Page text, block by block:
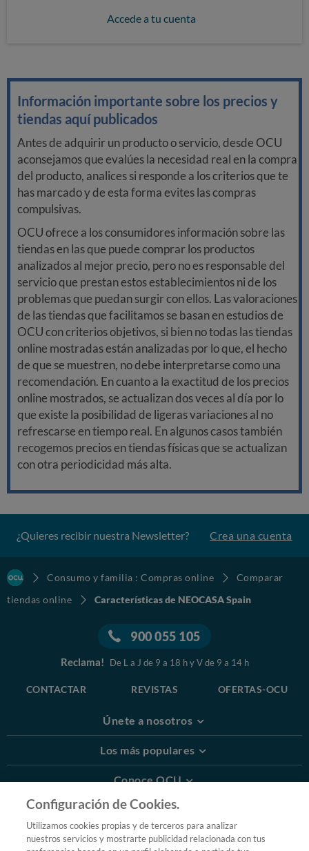
Accede a tu cuenta
Información importante sobre los precios y
tiendas aquí publicados
Antes de adquirir un producto o servicio, desde OCU
aconsejamos que evalúes la necesidad real en la compra
del producto, analices si responde a los criterios que te
has marcado y de esta forma evites las compras
compulsivas.
OCU ofrece a los consumidores información sobre las
tiendas en las que puede comprar los productos
analizados al mejor precio, pero no es responsable del
servicio que prestan estos establecimientos ni de los
problemas que puedan surgir con ellos. Las valoraciones
de las tiendas que facilitamos se basan en estudios de
OCU con criterios objetivos, si bien no todas las tiendas
online mostradas están analizadas por lo que, el hecho
de que se muestren, no debe interpretarse como una
recomendación. En cuanto a la exactitud de los precios
online mostrados, se actualizan dos veces al día por lo
que existe la posibilidad de ligeras variaciones al no
refrescarse en tiempo real. En algunos casos también
recogemos precios en tiendas físicas que se actualizan
con otra periodicidad más alta.
¿Quieres recibir nuestra Newsletter? Crea una cuenta
Consumo y familia : Compras online
Comparar
tiendas online
Características de NEOCASA Spain
900 055 105
Reclama! De L a J de 9 a 18 h y V de 9 a 14 h
CONTACTAR REVISTAS OFERTAS-OCU
Únete a nosotros
Los más populares
Conoce OCU
Más Información
© 2026 OCU
Configuración de Cookies.
Utilizamos cookies propias y de terceros para analizar
nuestros servicios y mostrarte publicidad relacionada con tus